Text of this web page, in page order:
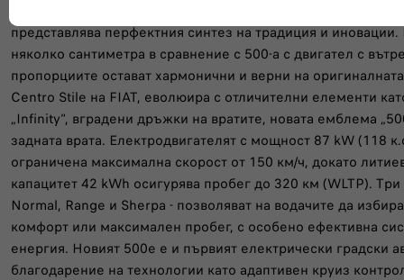
представлява перфектния синтез на традиция и
няколко сантиметра в сравнение с 500-а с двигател с
пропорциите остават хармонични и верни на
Centro Stile на FIAT, еволюира с отличителни елементи
„Infinity“, вградени дръжки на вратите, новата емблема
задната врата. Електродвигателят с мощност 87 kW (118
ограничена максимална скорост от 150 км/ч, докато
капацитет 42 kWh осигурява пробег до 320 км (WLTP).
Normal, Range и Sherpa - позволяват на водачите да
комфорт или максимален пробег, с особено ефективна
енергия. Новият 500e е и първият електрически градски
благодарение на технологии като адаптивен круиз